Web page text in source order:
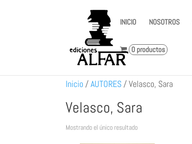
INICIO NOSOTROS
0 productos
Inicio /AUTORES /Velasco, Sara
Velasco, Sara
Mostrando el único resultado